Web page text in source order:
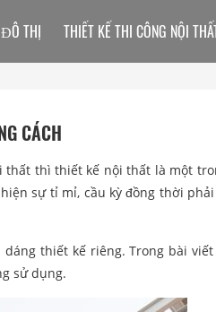
CÁCH
thất thì thiết kế nội thất là một
sự tỉ mỉ, cầu kỳ đồng thời
thiết kế riêng. Trong bài viết
sử dụng.
ĐÔ THỊ THIẾT KẾ THI CÔNG NỘI